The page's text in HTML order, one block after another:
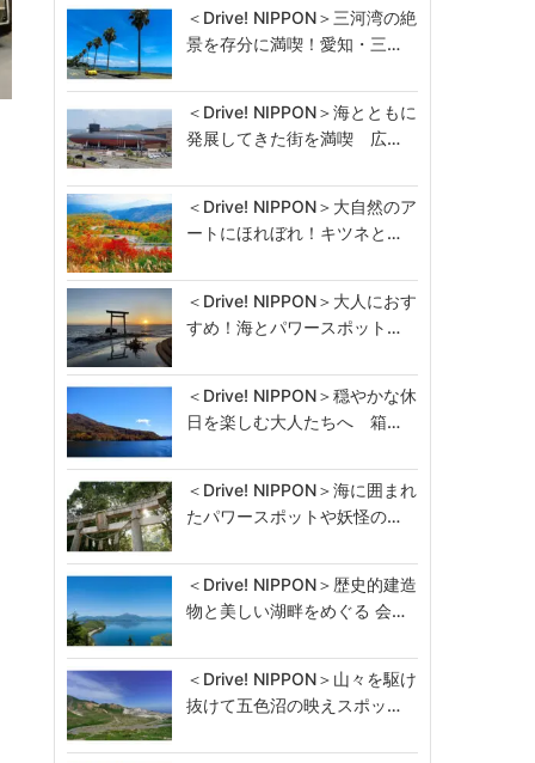
＜Drive! NIPPON＞三河湾の絶
景を存分に満喫！愛知・三…
＜Drive! NIPPON＞海とともに
発展してきた街を満喫 広…
＜Drive! NIPPON＞大自然のア
ートにほれぼれ！キツネと…
＜Drive! NIPPON＞大人におす
すめ！海とパワースポット…
＜Drive! NIPPON＞穏やかな休
日を楽しむ大人たちへ 箱…
＜Drive! NIPPON＞海に囲まれ
たパワースポットや妖怪の…
＜Drive! NIPPON＞歴史的建造
物と美しい湖畔をめぐる 会…
＜Drive! NIPPON＞山々を駆け
抜けて五色沼の映えスポッ…